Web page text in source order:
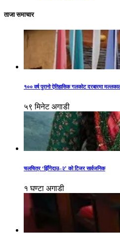
ताजा समाचार
१०० वर्ष पुरानो ऐतिहासिक गलकोट दरबारमा
५९ मिनेट अगाडी
चलचित्र ‘झिँगेदाउ–२’ को टिजर सार्वजनिक
१ घण्टा अगाडी